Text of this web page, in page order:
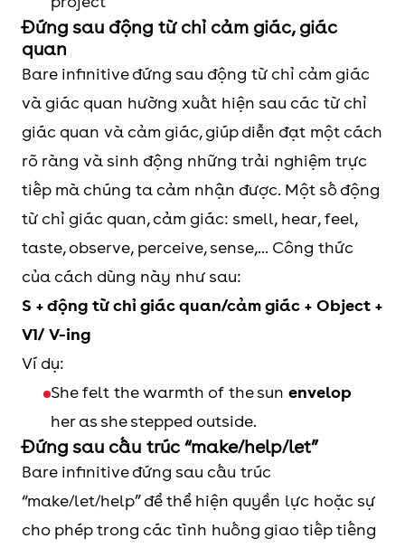
Đứng sau động từ chỉ cảm giác, giác
quan
Bare infinitive đứng sau động từ chỉ cảm giác
và giác quan hường xuất hiện sau các từ chỉ
giác quan và cảm giác, giúp diễn đạt một cách
rõ ràng và sinh động những trải nghiệm trực
tiếp mà chúng ta cảm nhận được. Một số động
từ chỉ giác quan, cảm giác: smell, hear, feel,
taste, observe, perceive, sense,... Công thức
của cách dùng này như sau:
S + động từ chỉ giác quan/cảm giác + Object +
V1/ V-ing
Ví dụ:
She felt the warmth of the sun envelop
her as she stepped outside.
Đứng sau cấu trúc “make/help/let”
Bare infinitive đứng sau cấu trúc
“make/let/help” để thể hiện quyền lực hoặc sự
cho phép trong các tình huống giao tiếp tiếng